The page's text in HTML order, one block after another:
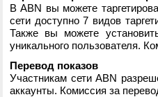
В ABN вы можете
сети доступно 7 видов
Также вы можете
уникального пользователя.
Перевод показов
Участникам сети ABN
аккаунты. Комиссия за